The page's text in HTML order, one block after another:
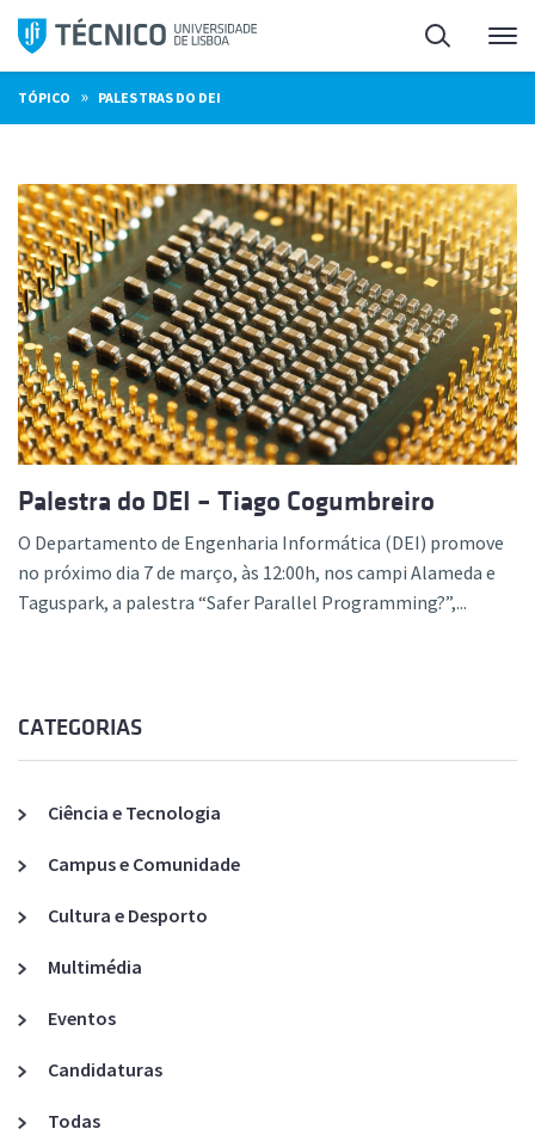
Saltar
para
o
conteúdo
Pesquisa
TÓPICO » PALESTRAS DO DEI
Palestra do DEI – Tiago Cogumbreiro
O Departamento de Engenharia Informática (DEI) promove
no próximo dia 7 de março, às 12:00h, nos campi Alameda e
Taguspark, a palestra “Safer Parallel Programming?”,...
CATEGORIAS
Ciência e Tecnologia
Campus e Comunidade
Cultura e Desporto
Multimédia
Eventos
Candidaturas
Todas